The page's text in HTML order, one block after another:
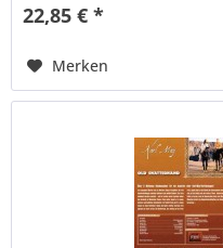
22,85 € *
Merken